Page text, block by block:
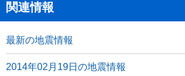
関連情報
最新の地震情報
2014年02月19日の地震情報